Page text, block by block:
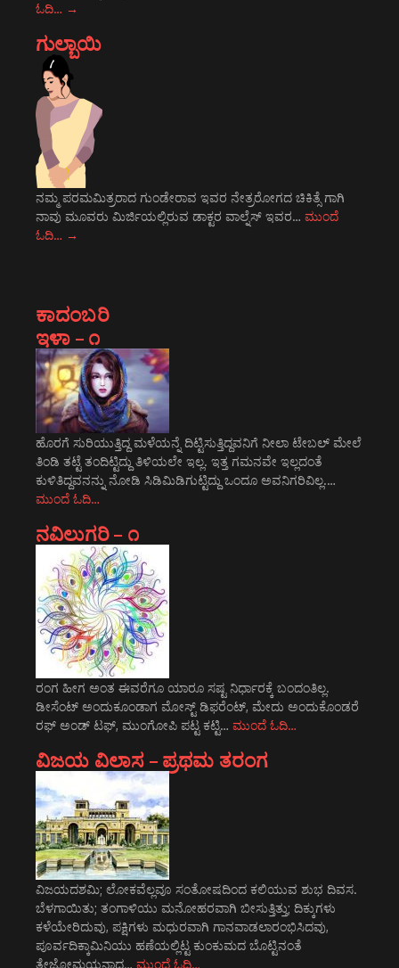
ಓದಿ… →
ಗುಲ್ಬಾಯಿ
ನಮ್ಮ ಪರಮಮಿತ್ರರಾದ ಗುಂಡೇರಾವ ಇವರ ನೇತ್ರರೋಗದ ಚಿಕಿತ್ಸೆ ಗಾಗಿ
ನಾವು ಮೂವರು ಮಿರ್ಜಿಯಲ್ಲಿರುವ ಡಾಕ್ಟರ ವಾಲ್ನೆಸ್ ಇವರ… ಮುಂದೆ
ಓದಿ… →
ಕಾದಂಬರಿ
ಇಳಾ – ೧
ಹೊರಗೆ ಸುರಿಯುತ್ತಿದ್ದ ಮಳೆಯನ್ನೆ ದಿಟ್ಟಿಸುತ್ತಿದ್ದವನಿಗೆ ನೀಲಾ ಟೇಬಲ್ ಮೇಲೆ
ತಿಂಡಿ ತಟ್ಟೆ ತಂದಿಟ್ಟಿದ್ದು ತಿಳಿಯಲೇ ಇಲ್ಲ. ಇತ್ತ ಗಮನವೇ ಇಲ್ಲದಂತೆ
ಕುಳಿತಿದ್ದವನನ್ನು ನೋಡಿ ಸಿಡಿಮಿಡಿಗುಟ್ಟಿದ್ದು ಒಂದೂ ಅವನಿಗರಿವಿಲ್ಲ.…
ಮುಂದೆ ಓದಿ…
ನವಿಲುಗರಿ – ೧
ರಂಗ ಹೀಗ ಅಂತ ಈವರೆಗೂ ಯಾರೂ ಸಷ್ಟ ನಿರ್ಧಾರಕ್ಕೆ ಬಂದಂತಿಲ್ಲ.
ಡೀಸೆಂಟ್ ಅಂದುಕೂಂಡಾಗ ಮೋಸ್ಟ್‌ ಡಿಫರೆಂಟ್‌, ಮೇದು ಅಂದುಕೊಂಡರೆ
ರಫ್ ಅಂಡ್ ಟಫ್, ಮುಂಗೋಪಿ ಪಟ್ಟ ಕಟ್ಟಿ… ಮುಂದೆ ಓದಿ…
ವಿಜಯ ವಿಲಾಸ – ಪ್ರಥಮ ತರಂಗ
ವಿಜಯದಶಮಿ; ಲೋಕವೆಲ್ಲವೂ ಸಂತೋಷದಿಂದ ಕಲಿಯುವ ಶುಭ ದಿವಸ.
ಬೆಳಗಾಯಿತು; ತಂಗಾಳಿಯು ಮನೋಹರವಾಗಿ ಬೀಸುತ್ತಿತ್ತು; ದಿಕ್ಕುಗಳು
ಕಳೆಯೇರಿದುವು, ಪಕ್ಷಿಗಳು ಮಧುರವಾಗಿ ಗಾನವಾಡಲಾರಂಭಿಸಿದವು,
ಪೂರ್ವದಿಕ್ಕಾಮಿನಿಯು ಹಣೆಯಲ್ಲಿಟ್ಟ ಕುಂಕುಮದ ಬೊಟ್ಟಿನಂತೆ
ತೇಜೋಮಯನಾದ… ಮುಂದೆ ಓದಿ…